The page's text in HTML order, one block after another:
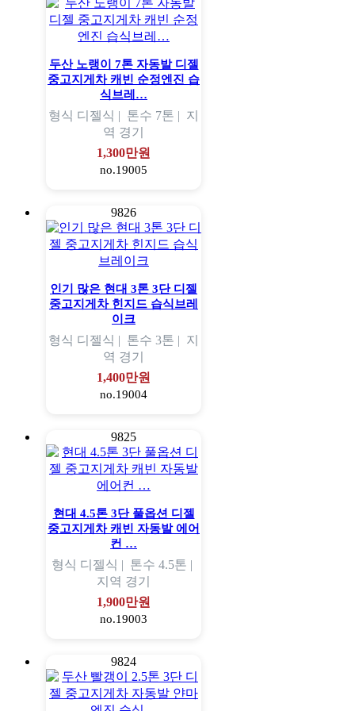
두산 노랭이 7톤 자동발 디젤
중고지게차 캐빈 순정엔진 습
식브레…
형식 디젤식 | 톤수 7톤 | 지
역 경기
1,300만원
no.19005
9826
인기 많은 현대 3톤 3단 디젤
중고지게차 힌지드 습식브레
이크
형식 디젤식 | 톤수 3톤 | 지
역 경기
1,400만원
no.19004
9825
현대 4.5톤 3단 풀옵션 디젤
중고지게차 캐빈 자동발 에어
컨 …
형식 디젤식 | 톤수 4.5톤 |
지역 경기
1,900만원
no.19003
9824